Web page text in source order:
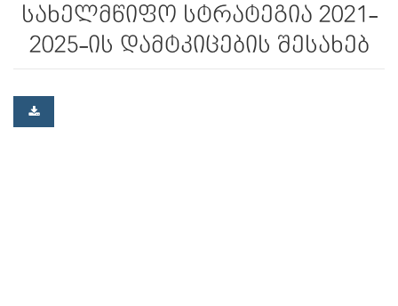
სახელმწიფო სტრატეგია 2021-
2025-ის დამტკიცების შესახებ